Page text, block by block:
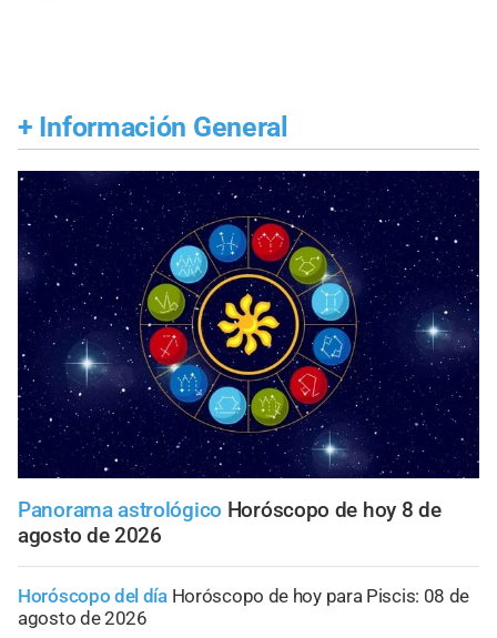
+ Información General
Panorama astrológico Horóscopo de hoy 8 de
agosto de 2026
Horóscopo del día Horóscopo de hoy para Piscis: 08 de
agosto de 2026